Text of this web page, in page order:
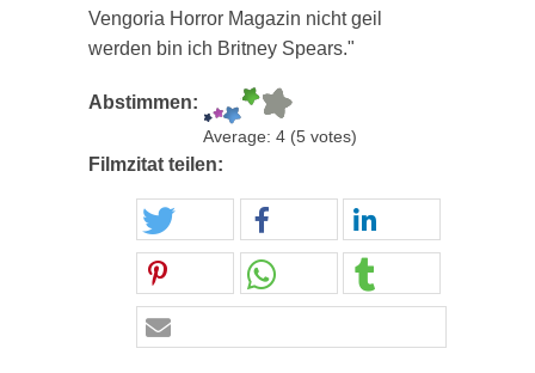
Vengoria Horror Magazin nicht geil
werden bin ich Britney Spears."
Abstimmen:
Average: 4 (5 votes)
Filmzitat teilen: